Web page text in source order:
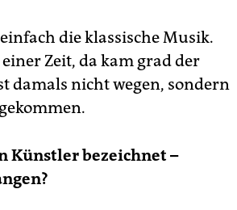
die klassische Musik.
Zeit, da kam grad der
damals nicht wegen, sondern
Künstler bezeichnet –